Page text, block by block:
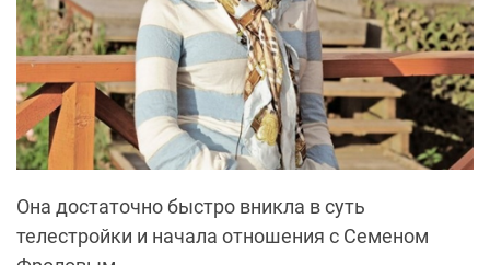
Она достаточно быстро вникла в суть
телестройки и начала отношения с Семеном